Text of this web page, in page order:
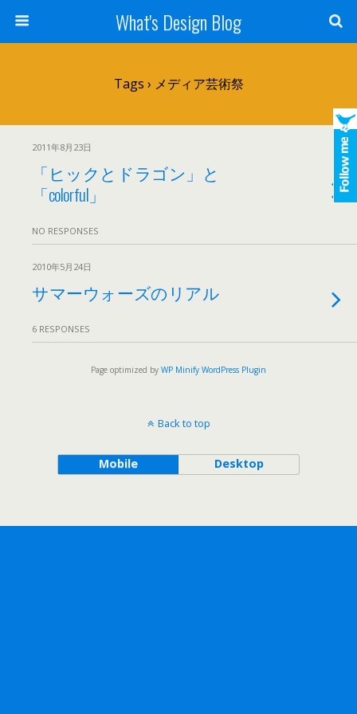
What's Design Blog
Tags › メディア芸術祭
2011年8月23日
「ヒックとドラゴン」と
「colorful」
NO RESPONSES
2010年5月24日
サマーウォーズのリアル
6 RESPONSES
Page optimized by WP Minify WordPress Plugin
Back to top
Mobile Desktop